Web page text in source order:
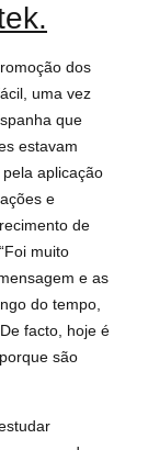
dos
uma vez
que
estavam
aplicação
e
de
muito
e as
do tempo,
facto, hoje é
são